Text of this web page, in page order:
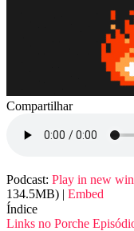
Compartilhar
Podcast: Play in new
134.5MB) | Embed
Índice
Links no Porche